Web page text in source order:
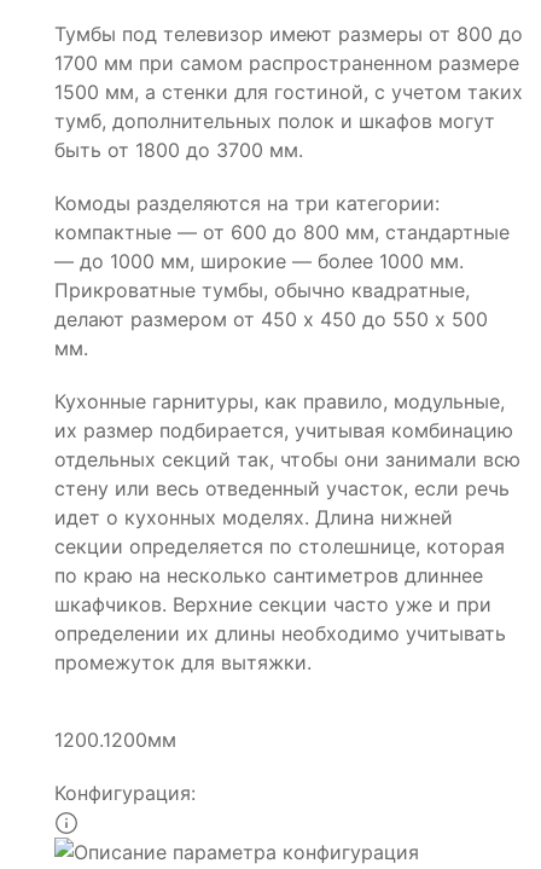
Тумбы под телевизор имеют размеры от 800 до
1700 мм при самом распространенном размере
1500 мм, а стенки для гостиной, с учетом таких
тумб, дополнительных полок и шкафов могут
быть от 1800 до 3700 мм.
Комоды разделяются на три категории:
компактные — от 600 до 800 мм, стандартные
— до 1000 мм, широкие — более 1000 мм.
Прикроватные тумбы, обычно квадратные,
делают размером от 450 х 450 до 550 х 500
мм.
Кухонные гарнитуры, как правило, модульные,
их размер подбирается, учитывая комбинацию
отдельных секций так, чтобы они занимали всю
стену или весь отведенный участок, если речь
идет о кухонных моделях. Длина нижней
секции определяется по столешнице, которая
по краю на несколько сантиметров длиннее
шкафчиков. Верхние секции часто уже и при
определении их длины необходимо учитывать
промежуток для вытяжки.
1200.1200мм
Конфигурация: